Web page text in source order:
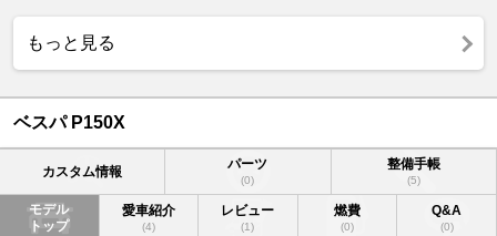
もっと見る
ベスパ P150X
カスタム情報 パーツ
(0)
整備手帳
(5)
モデル
トップ
愛車紹介
(4)
レビュー
(1)
燃費
(0)
Q&A
(0)